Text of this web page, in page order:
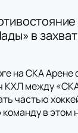
в
на СКА Арене
КХЛ между
частью
в этом